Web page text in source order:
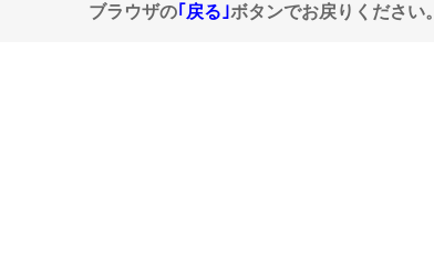
ブラウザの｢戻る｣ボタンでお戻りください。